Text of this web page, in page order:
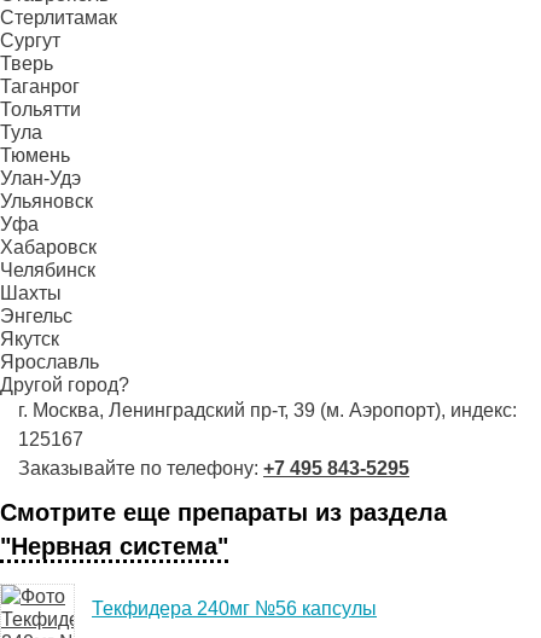
Стерлитамак
Сургут
Тверь
Таганрог
Тольятти
Тула
Тюмень
Улан-Удэ
Ульяновск
Уфа
Хабаровск
Челябинск
Шахты
Энгельс
Якутск
Ярославль
Другой город?
г. Москва, Ленинградский пр-т, 39 (м. Аэропорт), индекс:
125167
Заказывайте по телефону: +7 495 843-5295
Смотрите еще препараты из раздела
"Нервная система"
Текфидера 240мг №56 капсулы